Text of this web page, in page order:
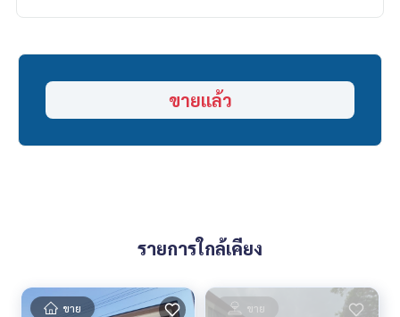
รวมดีล วิภาวดี แจ้งวัฒนะ ดอนเมือง
คลิก hashtag 👉 #HOME_VIPHA
ด้วยทีมงานและประสบการณ์กว่า 1,000 + เคส
พร้อมดอกเบี้ยพิเศษ เฉพาะลูกค้า HOME เท่านั้น
ขายแล้ว
รายการใกล้เคียง
ขาย ขาย